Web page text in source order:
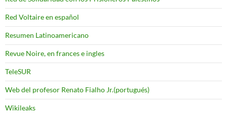
Red Voltaire en español
Resumen Latinoamericano
Revue Noire, en frances e ingles
TeleSUR
Web del profesor Renato Fialho Jr.(portugués)
Wikileaks